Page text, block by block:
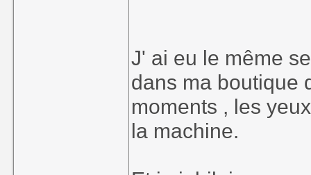
blister d'un jeu.
J' ai eu le même
dans ma boutique
moments , les
la machine.